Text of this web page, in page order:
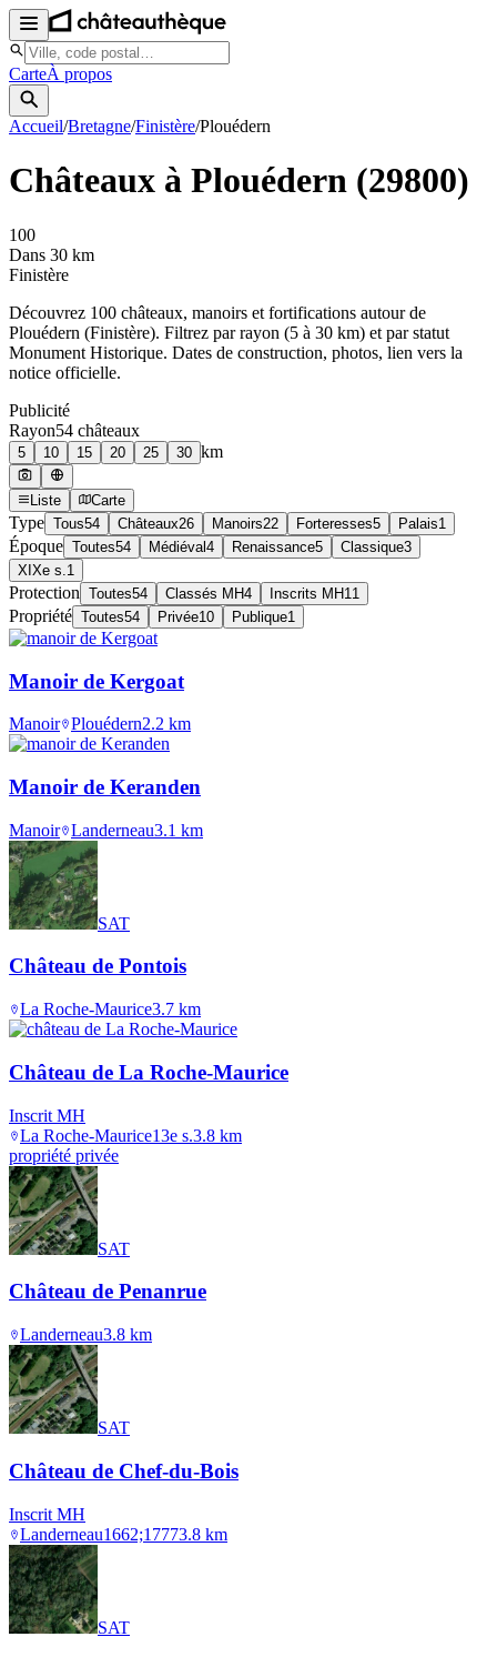
CarteÀ propos
Accueil/Bretagne/Finistère/Plouédern
Châteaux à Plouédern (29800)
100
Dans 30 km
Finistère
Découvrez 100 châteaux, manoirs et fortifications autour de
Plouédern (Finistère). Filtrez par rayon (5 à 30 km) et par statut
Monument Historique. Dates de construction, photos, lien vers la
notice officielle.
Publicité
Rayon54 châteaux
5 10 15 20 25 30 km
Liste Carte
Type Tous54 Châteaux26 Manoirs22 Forteresses5 Palais1
Époque Toutes54 Médiéval 4 Renaissance5 Classique3
XIXe s. 1
Protection Toutes54 Classés MH4 Inscrits MH11
Propriété Toutes54 Privée10 Publique1
Manoir de Kergoat
Manoir Plouédern2.2 km
Manoir de Keranden
Manoir Landerneau3.1 km
SAT
Château de Pontois
La Roche-Maurice3.7 km
Château de La Roche-Maurice
Inscrit MH
La Roche-Maurice13e s.3.8 km
propriété privée
SAT
Château de Penanrue
Landerneau3.8 km
SAT
Château de Chef-du-Bois
Inscrit MH
Landerneau1662;17773.8 km
SAT